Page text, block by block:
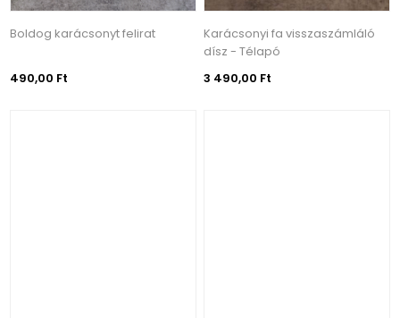
Boldog karácsonyt felirat
490,00 Ft
Karácsonyi fa visszaszámláló
dísz - Télapó
3 490,00 Ft